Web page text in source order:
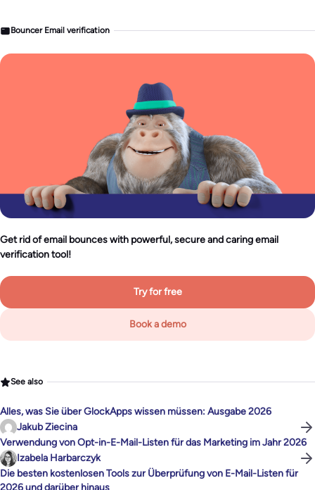
Bouncer Email verification
Get rid of email bounces with powerful, secure and caring email
verification tool!
Try for free
Book a demo
See also
Alles, was Sie über GlockApps wissen müssen: Ausgabe 2026
Jakub Ziecina
Verwendung von Opt-in-E-Mail-Listen für das Marketing im Jahr 2026
Izabela Harbarczyk
Die besten kostenlosen Tools zur Überprüfung von E-Mail-Listen für
2026 und darüber hinaus